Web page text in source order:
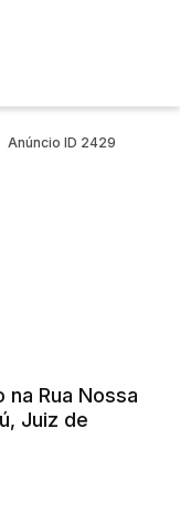
Anúncio ID 2429
Rua Nossa
Juiz de